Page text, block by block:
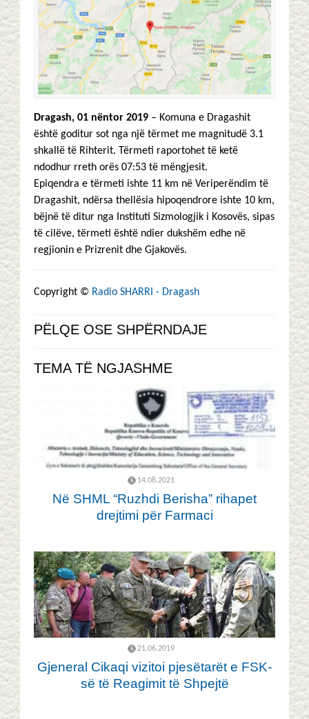
Dragash, 01 nëntor 2019 – Komuna e Dragashit
është goditur sot nga një tërmet me magnitudë 3.1
shkallë të Rihterit. Tërmeti raportohet të ketë
ndodhur rreth orës 07:53 të mëngjesit.
Epiqendra e tërmeti ishte 11 km në Veriperëndim të
Dragashit, ndërsa thellësia hipoqendrore ishte 10 km,
bëjnë të ditur nga Instituti Sizmologjik i Kosovës, sipas
të cilëve, tërmeti është ndier dukshëm edhe në
regjionin e Prizrenit dhe Gjakovës.
Copyright © Radio SHARRI - Dragash
PËLQE OSE SHPËRNDAJE
TEMA TË NGJASHME
14.08.2021
Në SHML “Ruzhdi Berisha” rihapet
drejtimi për Farmaci
21.06.2019
Gjeneral Cikaqi vizitoi pjesëtarët e FSK-
së të Reagimit të Shpejtë